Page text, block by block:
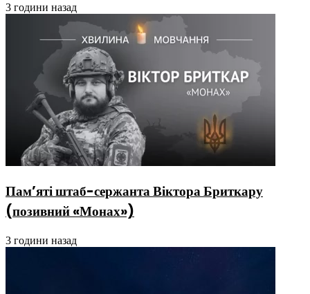
3 години назад
Пам’яті штаб-сержанта Віктора Бриткару
(позивний «Монах»)
3 години назад